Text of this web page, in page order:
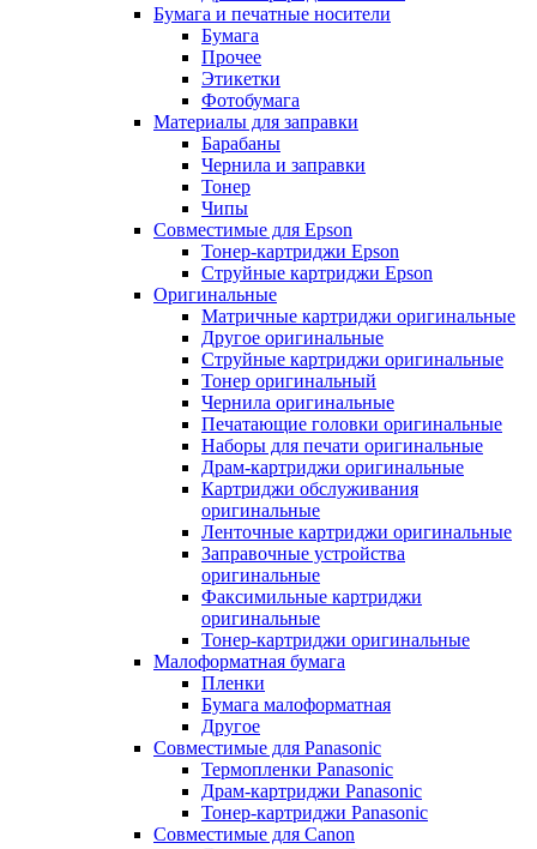
Бумага и печатные носители
Бумага
Прочее
Этикетки
Фотобумага
Материалы для заправки
Барабаны
Чернила и заправки
Тонер
Чипы
Совместимые для Epson
Тонер-картриджи Epson
Струйные картриджи Epson
Оригинальные
Матричные картриджи оригинальные
Другое оригинальные
Струйные картриджи оригинальные
Тонер оригинальный
Чернила оригинальные
Печатающие головки оригинальные
Наборы для печати оригинальные
Драм-картриджи оригинальные
Картриджи обслуживания
оригинальные
Ленточные картриджи оригинальные
Заправочные устройства
оригинальные
Факсимильные картриджи
оригинальные
Тонер-картриджи оригинальные
Малоформатная бумага
Пленки
Бумага малоформатная
Другое
Совместимые для Panasonic
Термопленки Panasonic
Драм-картриджи Panasonic
Тонер-картриджи Panasonic
Совместимые для Canon